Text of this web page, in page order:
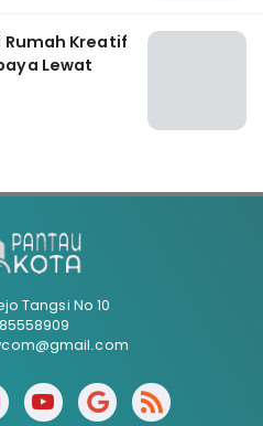
Rumah Kreatif
Lewat
Tangsi No 10